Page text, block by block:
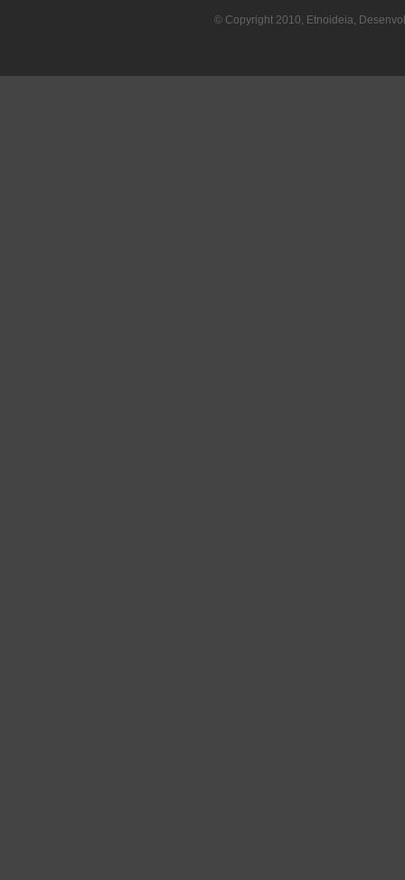
© Copyright 2010, Etnoideia,